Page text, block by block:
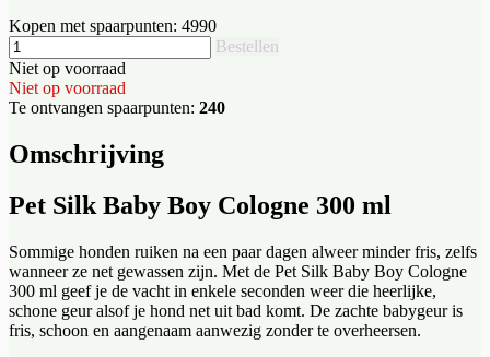
Kopen met spaarpunten: 4990
Bestellen
Niet op voorraad
Niet op voorraad
Te ontvangen spaarpunten: 240
Omschrijving
Pet Silk Baby Boy Cologne 300 ml
Sommige honden ruiken na een paar dagen alweer minder fris, zelfs
wanneer ze net gewassen zijn. Met de Pet Silk Baby Boy Cologne
300 ml geef je de vacht in enkele seconden weer die heerlijke,
schone geur alsof je hond net uit bad komt. De zachte babygeur is
fris, schoon en aangenaam aanwezig zonder te overheersen.